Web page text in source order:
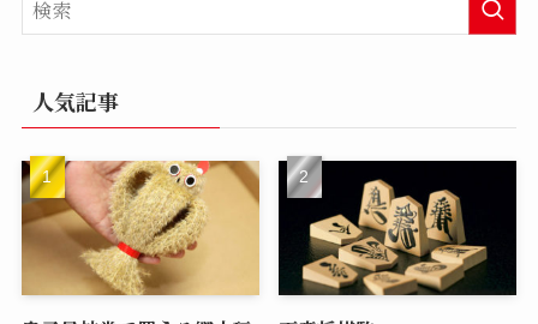
人気記事